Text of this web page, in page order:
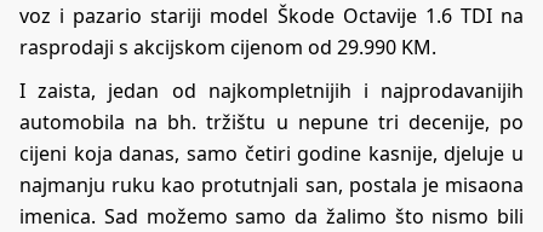
voz i pazario stariji model Škode Octavije 1.6 TDI na
rasprodaji s akcijskom cijenom od 29.990 KM.
I zaista, jedan od najkompletnijih i najprodavanijih
automobila na bh. tržištu u nepune tri decenije, po
cijeni koja danas, samo četiri godine kasnije, djeluje u
najmanju ruku kao protutnjali san, postala je misaona
imenica. Sad možemo samo da žalimo što nismo bili